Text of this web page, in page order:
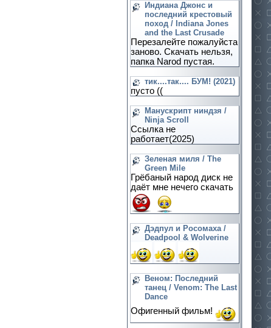
Индиана Джонс и
последний крестовый
поход / Indiana Jones
and the Last Crusade
Перезалейте пожалуйста
заново. Скачать нельзя,
папка Narod пустая.
тик....так.... БУМ! (2021)
пусто ((
Манускрипт ниндзя /
Ninja Scroll
Ссылка не
работает(2025)
Зеленая миля / The
Green Mile
Грёбаный народ диск не
даёт мне нечего скачать
Дэдпул и Росомаха /
Deadpool & Wolverine
Веном: Последний
танец / Venom: The Last
Dance
Офигенный фильм!